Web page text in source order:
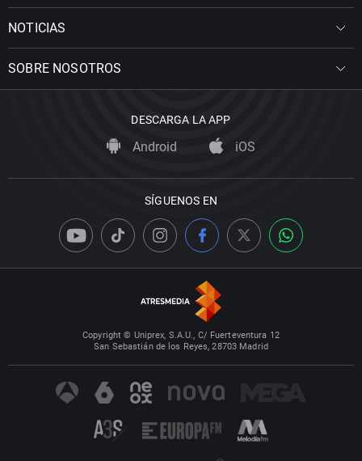
NOTICIAS
SOBRE NOSOTROS
DESCARGA LA APP
Android iOS
SÍGUENOS EN
Copyright © Uniprex, S.A.U., C/ Fuerteventura 12
San Sebastián de los Reyes, 28703 Madrid